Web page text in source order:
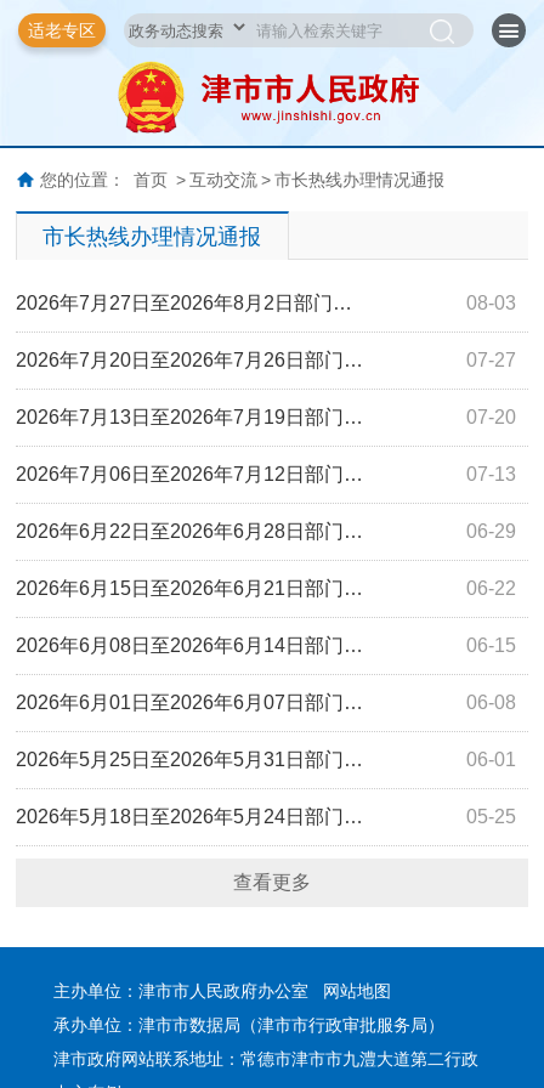
适老专区
您的位置： 首页 > 互动交流 > 市长热线办理情况通报
市长热线办理情况通报
08-03
2026年7月27日至2026年8月2日部门…
07-27
2026年7月20日至2026年7月26日部门…
07-20
2026年7月13日至2026年7月19日部门…
07-13
2026年7月06日至2026年7月12日部门…
06-29
2026年6月22日至2026年6月28日部门…
06-22
2026年6月15日至2026年6月21日部门…
06-15
2026年6月08日至2026年6月14日部门…
06-08
2026年6月01日至2026年6月07日部门…
06-01
2026年5月25日至2026年5月31日部门…
05-25
2026年5月18日至2026年5月24日部门…
查看更多
主办单位：津市市人民政府办公室 网站地图
承办单位：津市市数据局（津市市行政审批服务局）
津市政府网站联系地址：常德市津市市九澧大道第二行政